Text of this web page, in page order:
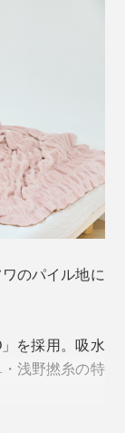
クシュクシュ
と伸び縮みし
り沿ってくれ
のパイル地に
を採用。吸水
浅野撚糸の特